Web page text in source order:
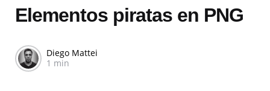
Elementos piratas en PNG
Diego Mattei
1 min